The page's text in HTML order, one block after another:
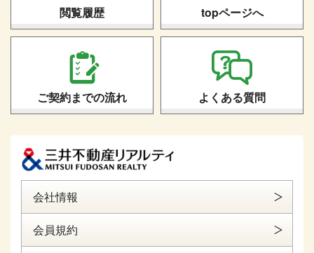
閲覧履歴 topページへ
ご契約までの流れ よくある質問
会社情報
会員規約